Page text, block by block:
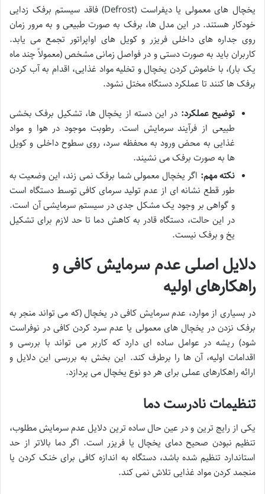
یخچال های معمولی یا دیفراست (Defrost) فاقد سیستم برفک زدایی
خودکار هستند. در این مدل ها، برفک به صورت طبیعی و به مرور زمان
روی جداره های داخلی فریزر و کویل های اواپراتور تجمع می یابد.
کاربران باید به صورت دستی و در فواصل زمانی مشخص (معمولاً چند ماه
یک بار)، با خاموش کردن یخچال و تخلیه مواد غذایی، اقدام به آب کردن
برفک ها کنند تا عملکرد دستگاه مختل نشود.
توضیح عملکرد: در این دسته از یخچال ها، تشکیل برفک بخشی
طبیعی از فرآیند سرمایش است. رطوبت موجود در هوا و مواد
غذایی به محض ورود به محفظه سرد، روی سطوح داخلی و کویل
ها به صورت برفک می نشیند.
نکته مهم: اگر یخچال معمولی شما برفک نمی زند، این وضعیت به
طور قطع نشانه ای از عدم تولید سرمای کافی توسط دستگاه است
و گواهی بر وجود یک مشکل جدی در سیستم سرمایشی آن است.
در این حالت، دستگاه قادر به کاهش دما تا حد لازم برای تشکیل
یخ و برفک نیست.
دلایل اصلی عدم سرمایش کافی و
راهکارهای اولیه
در بسیاری از موارد، عدم سرمایش کافی در یخچال (که می تواند منجر به
برفک نزدن در یخچال های معمولی یا عدم سرد کردن کافی در نوفراست
شود) ریشه در عوامل ساده ای دارد که کاربر می تواند با بررسی و
اقدامات اولیه، آن ها را برطرف کند. این بخش به بررسی این دلایل و
ارائه راهکارهای عملی برای هر دو نوع یخچال می پردازد.
تنظیمات نادرست دما
یکی از رایج ترین و در عین حال ساده ترین دلایل عدم سرمایش مطلوب،
تنظیم نبودن صحیح دمای یخچال یا فریزر است. اگر دما بالاتر از حد
استاندارد تنظیم شده باشد، دستگاه به اندازه کافی برای خنک کردن یا
منجمد کردن مواد غذایی تلاش نمی کند.